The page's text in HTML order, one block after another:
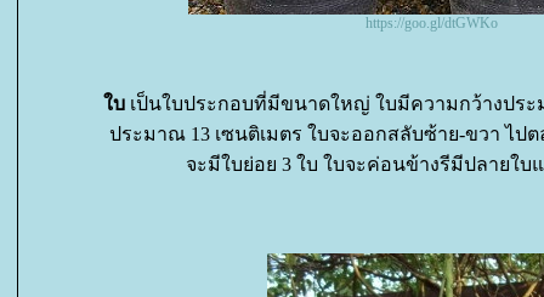
https://goo.gl/dtGWKo
บ เป็นใบประกอบที่มีขนาดใหญ่ ใบมีความกว้างประ
ประมาณ 13 เซนติเมตร ใบจะออกสลับซ้าย-ขวา ไป
จะมีใบย่อย 3 ใบ ใบจะค่อนข้างรีมีปลายใ